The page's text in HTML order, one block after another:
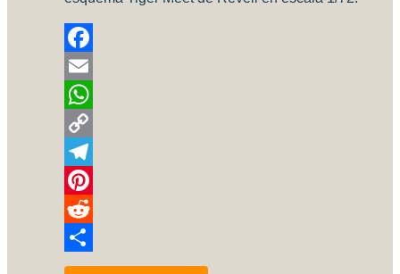
Facebook
Email
WhatsApp
Copy
Link
Telegram
Pinterest
Reddit
Compartir